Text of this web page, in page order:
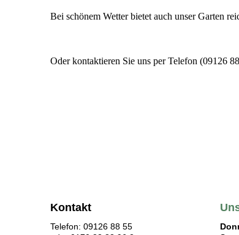
Bei schönem Wetter bietet auch unser Garten
Oder kontaktieren Sie uns per Telefon (09126
Kontakt
Telefon: 09126 88 55